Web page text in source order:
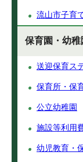
流山市子育
保育園・幼稚
送迎保育ス
保育所・保
公立幼稚園
施設等利用
幼児教育・